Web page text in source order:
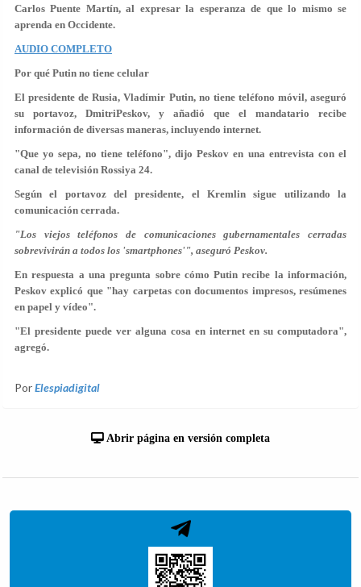
Carlos Puente Martín, al expresar la esperanza de que lo mismo se
aprenda en Occidente.
AUDIO COMPLETO
Por qué Putin no tiene celular
El presidente de Rusia, Vladímir Putin, no tiene teléfono móvil, aseguró
su portavoz, DmitriPeskov, y añadió que el mandatario recibe
información de diversas maneras, incluyendo internet.
"Que yo sepa, no tiene teléfono", dijo Peskov en una entrevista con el
canal de televisión Rossiya 24.
Según el portavoz del presidente, el Kremlin sigue utilizando la
comunicación cerrada.
"Los viejos teléfonos de comunicaciones gubernamentales cerradas
sobrevivirán a todos los 'smartphones'", aseguró Peskov.
En respuesta a una pregunta sobre cómo Putin recibe la información,
Peskov explicó que "hay carpetas con documentos impresos, resúmenes
en papel y vídeo".
"El presidente puede ver alguna cosa en internet en su computadora",
agregó.
PorElespiadigital
Abrir página en versión completa